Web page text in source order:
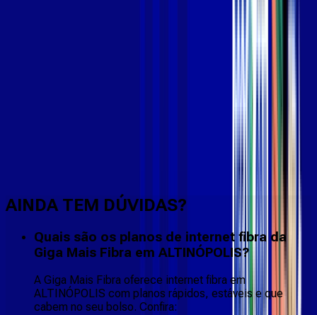
AINDA TEM DÚVIDAS?
Quais são os planos de internet fibra da
Giga Mais Fibra em ALTINÓPOLIS?
A Giga Mais Fibra oferece internet fibra em
ALTINÓPOLIS com planos rápidos, estáveis e que
cabem no seu bolso. Confira: